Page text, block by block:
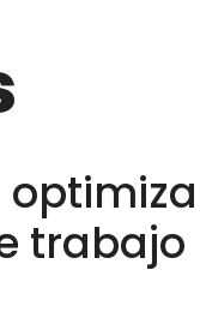
trabajo